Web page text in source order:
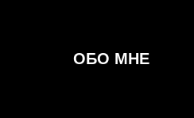
ОБО МНЕ